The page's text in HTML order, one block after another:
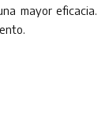
mayor eficacia.